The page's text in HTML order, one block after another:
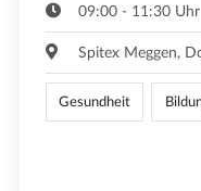
09:00 - 11:30 Uhr
Spitex Meggen,
Gesundheit